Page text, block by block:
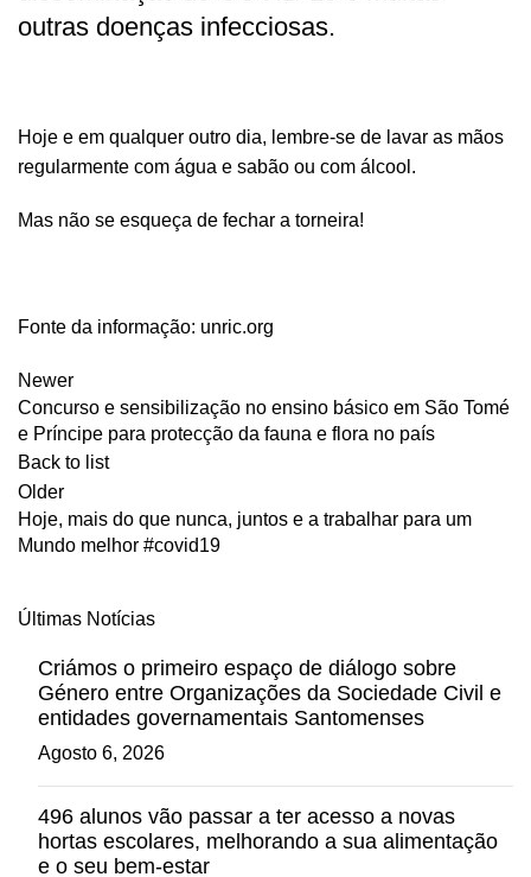
outras doenças infecciosas.
Hoje e em qualquer outro dia, lembre-se de lavar as mãos
regularmente com água e sabão ou com álcool.
Mas não se esqueça de fechar a torneira!
Fonte da informação: unric.org
Newer
Concurso e sensibilização no ensino básico em São Tomé
e Príncipe para protecção da fauna e flora no país
Back to list
Older
Hoje, mais do que nunca, juntos e a trabalhar para um
Mundo melhor #covid19
Últimas Notícias
Criámos o primeiro espaço de diálogo sobre
Género entre Organizações da Sociedade Civil e
entidades governamentais Santomenses
Agosto 6, 2026
496 alunos vão passar a ter acesso a novas
hortas escolares, melhorando a sua alimentação
e o seu bem-estar